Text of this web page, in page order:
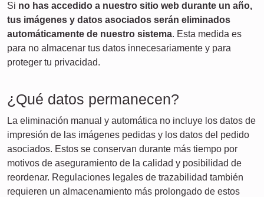
Si no has accedido a nuestro sitio web durante un año,
tus imágenes y datos asociados serán eliminados
automáticamente de nuestro sistema. Esta medida es
para no almacenar tus datos innecesariamente y para
proteger tu privacidad.
¿Qué datos permanecen?
La eliminación manual y automática no incluye los datos de
impresión de las imágenes pedidas y los datos del pedido
asociados. Estos se conservan durante más tiempo por
motivos de aseguramiento de la calidad y posibilidad de
reordenar. Regulaciones legales de trazabilidad también
requieren un almacenamiento más prolongado de estos